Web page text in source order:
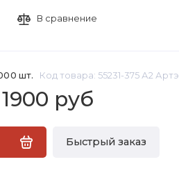
шт. Код товара: 55231-375 А2 Артэ
1900 руб
Быстрый заказ
В сравнение